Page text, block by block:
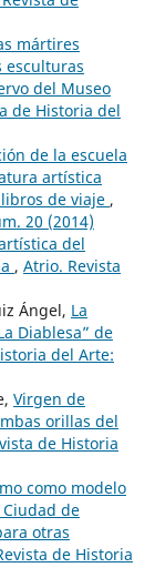
mártires
esculturas
del Museo
de Historia del
de la escuela
artística
de viaje ,
20 (2014)
del
, Atrio. Revista
Ángel, La
Diablesa” de
del Arte:
Virgen de
orillas del
de Historia
como modelo
de
otras
de Historia